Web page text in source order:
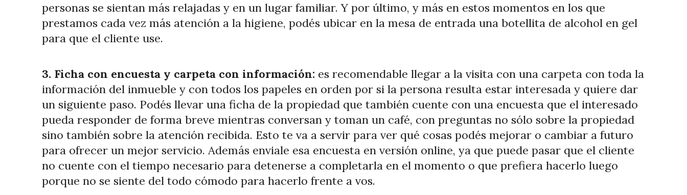
personas se sientan más relajadas y en un lugar familiar. Y por último, y más en estos momentos en los que
prestamos cada vez más atención a la higiene, podés ubicar en la mesa de entrada una botellita de alcohol en gel
para que el cliente use.
3. Ficha con encuesta y carpeta con información: es recomendable llegar a la visita con una carpeta con toda la
información del inmueble y con todos los papeles en orden por si la persona resulta estar interesada y quiere dar
un siguiente paso. Podés llevar una ficha de la propiedad que también cuente con una encuesta que el interesado
pueda responder de forma breve mientras conversan y toman un café, con preguntas no sólo sobre la propiedad
sino también sobre la atención recibida. Esto te va a servir para ver qué cosas podés mejorar o cambiar a futuro
para ofrecer un mejor servicio. Además enviale esa encuesta en versión online, ya que puede pasar que el cliente
no cuente con el tiempo necesario para detenerse a completarla en el momento o que prefiera hacerlo luego
porque no se siente del todo cómodo para hacerlo frente a vos.